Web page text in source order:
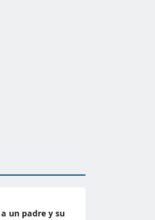
un padre y su